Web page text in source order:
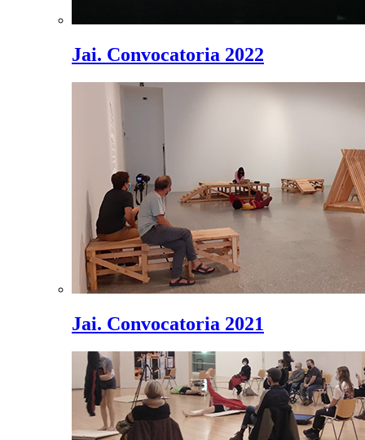
Jai. Convocatoria 2022
Jai. Convocatoria 2021